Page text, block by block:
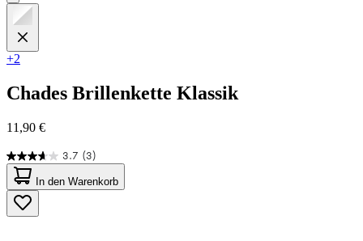
+2
Chades Brillenkette Klassik
11,90 €
3.7 (3)
3.7
von
5
Sternen.
3
In den Warenkorb